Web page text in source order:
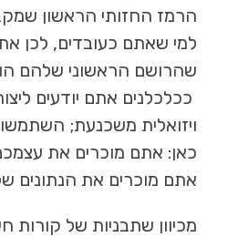
הרמז החזותי הראשון
למי שאתם כעובדים, לכן
שהרושם הראשוני שלהם
ככלכלנים אתם יודעים
ויזואלית משכנעת;
כאן: אתם מוכרים את
אתם מוכרים את הנתונים
מכיוון שתבניות של קורות